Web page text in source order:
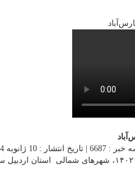
: 6687
تاریخ انتشار : 10 ژانویه 2024 - 21:43